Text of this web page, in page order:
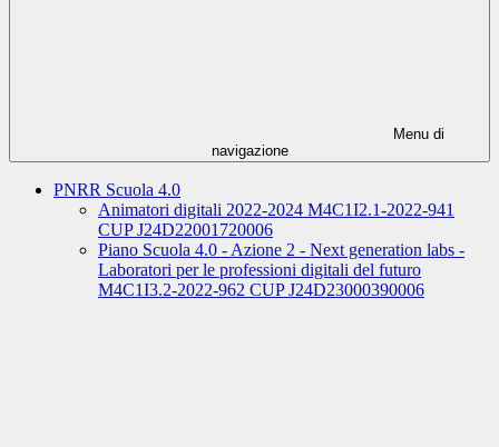
Menu di
navigazione
PNRR Scuola 4.0
Animatori digitali 2022-2024 M4C1I2.1-2022-941
CUP J24D22001720006
Piano Scuola 4.0 - Azione 2 - Next generation labs -
Laboratori per le professioni digitali del futuro
M4C1I3.2-2022-962 CUP J24D23000390006